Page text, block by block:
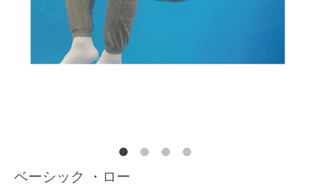
ベーシック ・ロー